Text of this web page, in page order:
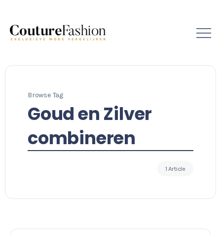
Browse Tag
Goud en Zilver
combineren
1 Article